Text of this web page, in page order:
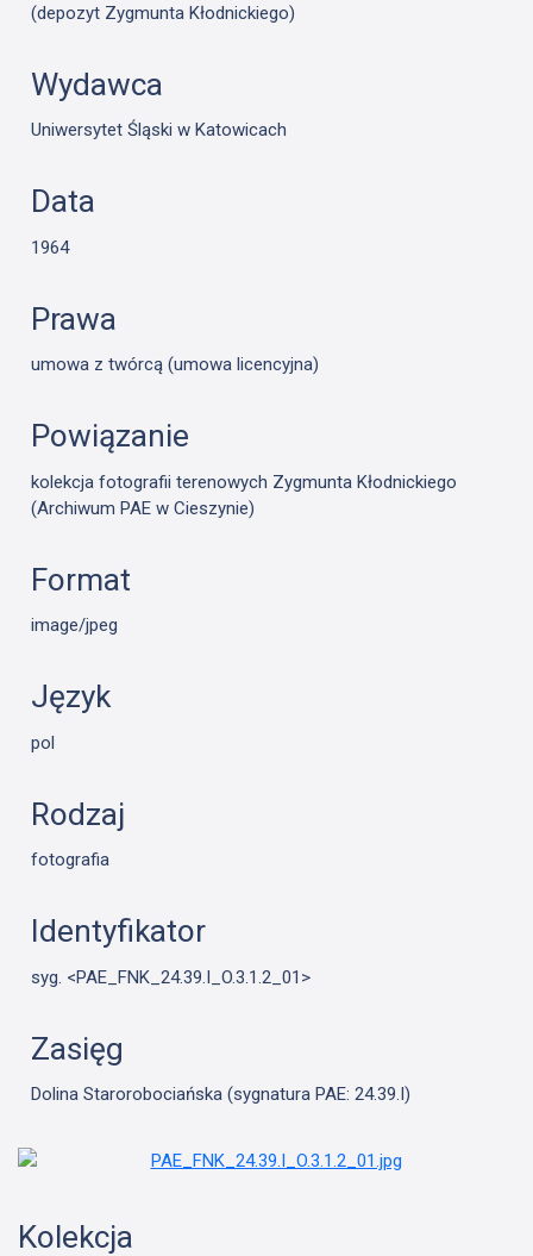
(depozyt Zygmunta Kłodnickiego)
Wydawca
Uniwersytet Śląski w Katowicach
Data
1964
Prawa
umowa z twórcą (umowa licencyjna)
Powiązanie
kolekcja fotografii terenowych Zygmunta Kłodnickiego
(Archiwum PAE w Cieszynie)
Format
image/jpeg
Język
pol
Rodzaj
fotografia
Identyfikator
syg. <PAE_FNK_24.39.I_O.3.1.2_01>
Zasięg
Dolina Starorobociańska (sygnatura PAE: 24.39.I)
Kolekcja